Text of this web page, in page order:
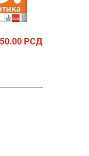
РСД